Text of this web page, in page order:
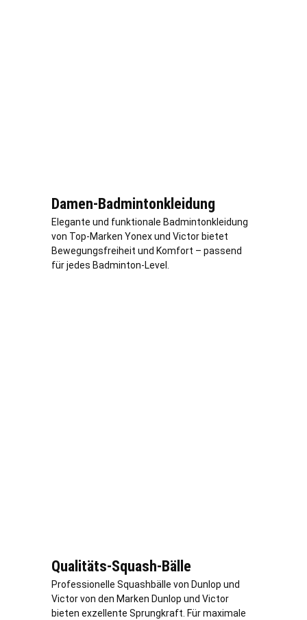
Damen-Badmintonkleidung
Elegante und funktionale Badmintonkleidung
von Top-Marken Yonex und Victor bietet
Bewegungsfreiheit und Komfort – passend
für jedes Badminton-Level.
Qualitäts-Squash-Bälle
Professionelle Squashbälle von Dunlop und
Victor von den Marken Dunlop und Victor
bieten exzellente Sprungkraft. Für maximale